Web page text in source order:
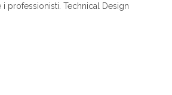
professionisti. Technical Design